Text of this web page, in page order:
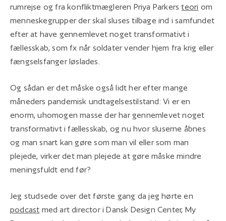
rumrejse og fra konfliktmægleren Priya Parkersteori om
menneskegrupper der skal sluses tilbage ind i samfundet
efter at have gennemlevet noget transformativt i
fællesskab, som fx når soldater vender hjem fra krig eller
fængselsfanger løslades.
Og sådan er det måske også lidt her efter mange
måneders pandemisk undtagelsestilstand: Vi er en
enorm, uhomogen masse der har gennemlevet noget
transformativt i fællesskab, og nu hvor sluserne åbnes
og man snart kan gøre som man vil eller som man
plejede, virker det man plejede at gøre måske mindre
meningsfuldt end før?
Jeg studsede over det første gang da jeg hørte en
podcast med art director i Dansk Design Center, My